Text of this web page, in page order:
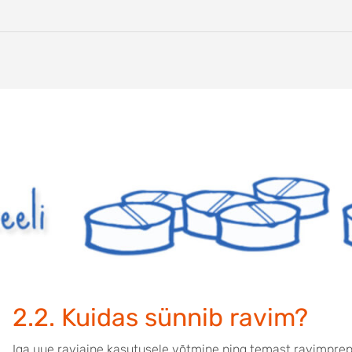
2.2. Kuidas sünnib ravim?